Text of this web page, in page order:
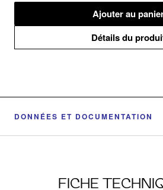
Ajouter au
Détails du
DONNÉES ET DOCUMENTATION
FICHE